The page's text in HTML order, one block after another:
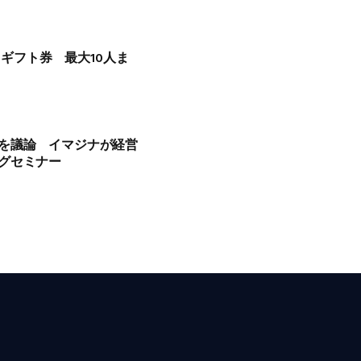
ギフト券 最大10人ま
議論 イマジナが経営
セミナー